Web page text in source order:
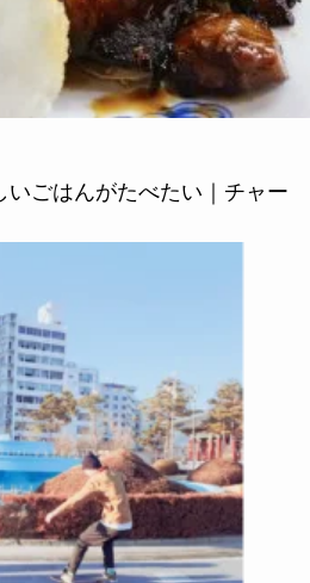
いごはんがたべたい｜チャー